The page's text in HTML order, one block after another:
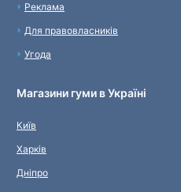
Реклама
Для правовласників
Угода
Магазини гуми в Україні
Київ
Харків
Дніпро